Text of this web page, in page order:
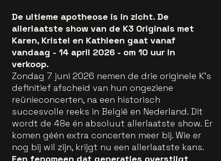
De ultieme apotheose is in zicht. De
allerlaatste show van de K3 Originals met
Karen, Kristel en Kathleen gaat vanaf
vandaag - 14 april 2026 - om 10 uur in
verkoop.
Zondag 7 juni 2026 nemen de drie originele K’s
definitief afscheid van hun ongeziene
reünieconcerten, na een historisch
succesvolle reeks in België en Nederland. Dit
wordt de 48e én absoluut allerlaatste show. Er
komen géén extra concerten meer bij. Wie er
nog bij wil zijn, krijgt nu een allerlaatste kans.